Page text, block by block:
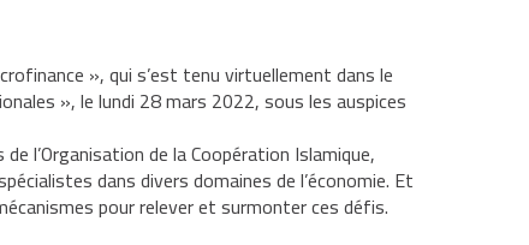
», qui s’est tenu virtuellement dans le
», le lundi 28 mars 2022, sous les auspices
l’Organisation de la Coopération Islamique,
dans divers domaines de l’économie. Et
pour relever et surmonter ces défis.